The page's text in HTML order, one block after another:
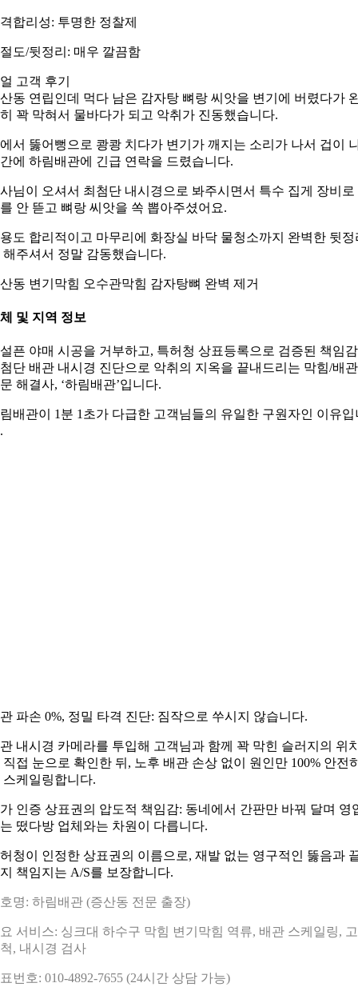
합리성: 투명한 정찰제
도/뒷정리: 매우 깔끔함
고객 후기
동 연립인데 먹다 남은 감자탕 뼈랑 씨앗을 변기에 버렸다가
꽉 막혀서 물바다가 되고 악취가 진동했습니다.
서 뚫어뻥으로 쾅쾅 치다가 변기가 깨지는 소리가 나서 겁이
에 하림배관에 긴급 연락을 드렸습니다.
님이 오셔서 최첨단 내시경으로 봐주시면서 특수 집게 장비로
안 뜯고 뼈랑 씨앗을 쏙 뽑아주셨어요.
도 합리적이고 마무리에 화장실 바닥 물청소까지 완벽한 뒷정
해주셔서 정말 감동했습니다.
동 변기막힘 오수관막힘 감자탕뼈 완벽 제거
및 지역 정보
픈 야매 시공을 거부하고, 특허청 상표등록으로 검증된 책임
단 배관 내시경 진단으로 악취의 지옥을 끝내드리는 막힘/배관
해결사, ‘하림배관’입니다.
배관이 1분 1초가 다급한 고객님들의 유일한 구원자인 이유입
파손 0%, 정밀 타격 진단: 짐작으로 쑤시지 않습니다.
내시경 카메라를 투입해 고객님과 함께 꽉 막힌 슬러지의 위
직접 눈으로 확인한 뒤, 노후 배관 손상 없이 원인만 100% 안전
스케일링합니다.
인증 상표권의 압도적 책임감: 동네에서 간판만 바꿔 달며 영
떴다방 업체와는 차원이 다릅니다.
청이 인정한 상표권의 이름으로, 재발 없는 영구적인 뚫음과
책임지는 A/S를 보장합니다.
명: 하림배관 (증산동 전문 출장)
서비스: 싱크대 하수구 막힘 변기막힘 역류, 배관 스케일링,
, 내시경 검사
번호: 010-4892-7655 (24시간 상담 가능)